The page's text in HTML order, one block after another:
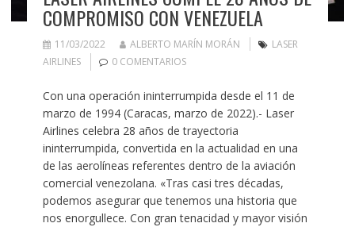
COMPROMISO CON VENEZUELA
11/03/2022 ALBERTO MARÍN MORÁN
LASER
AIRLINES
0 COMENTARIOS
Con una operación ininterrumpida desde el 11 de
marzo de 1994 (Caracas, marzo de 2022).- Laser
Airlines celebra 28 años de trayectoria
ininterrumpida, convertida en la actualidad en una
de las aerolíneas referentes dentro de la aviación
comercial venezolana. «Tras casi tres décadas,
podemos asegurar que tenemos una historia que
nos enorgullece. Con gran tenacidad y mayor visión